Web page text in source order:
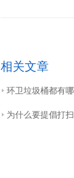
相关文章
环卫垃圾桶都有
为什么要提倡打